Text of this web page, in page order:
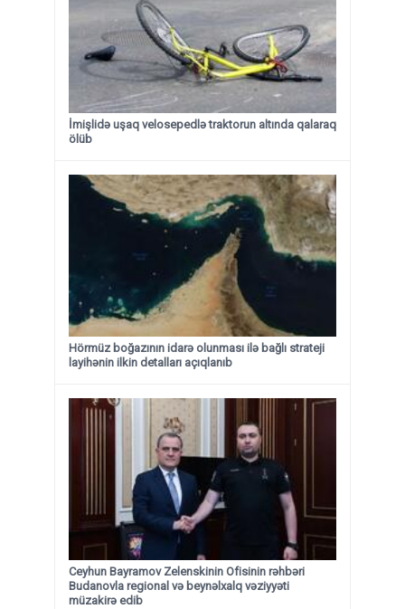
İmişlidə uşaq velosepedlə traktorun altında qalaraq
ölüb
Hörmüz boğazının idarə olunması ilə bağlı strateji
layihənin ilkin detalları açıqlanıb
Ceyhun Bayramov Zelenskinin Ofisinin rəhbəri
Budanovla regional və beynəlxalq vəziyyəti
müzakirə edib